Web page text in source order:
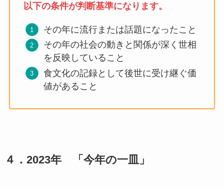
以下の条件が判断基準になります。
その年に流⾏または話題になったこと
その年の社会の動きと関係が深く世相
を反映していること
⾷⽂化の記録として後世に受け継ぐ価
値があること
４ ．2023年 「今年の一皿」